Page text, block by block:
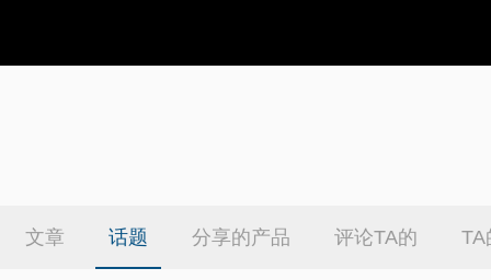
文章 话题 分享的产品 评论TA的 TA